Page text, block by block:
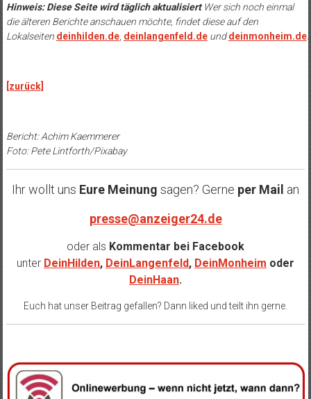
Hinweis: Diese Seite wird täglich aktualisiert Wer sich noch einmal
die älteren Berichte anschauen möchte, findet diese auf den
Lokalseiten deinhilden.de, deinlangenfeld.deunddeinmonheim.de.
[zurück]
Bericht: Achim Kaemmerer
Foto: Pete Lintforth/Pixabay
Ihr wollt uns Eure Meinung sagen? Gerne per Mail an
presse@anzeiger24.de
oder als Kommentar bei Facebook
unter DeinHilden, DeinLangenfeld, DeinMonheim oder
DeinHaan.
Euch hat unser Beitrag gefallen? Dann liked und teilt ihn gerne.